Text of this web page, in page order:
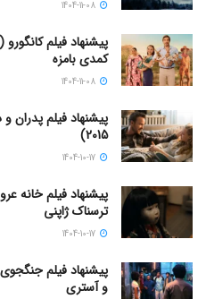
کمدی بامزه
2015)
ترسناک ژاپنی
و آستری